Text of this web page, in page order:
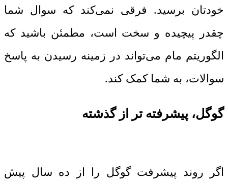
خودتان برسید. فرقی نمی‌کند که سوال شما
چقدر پیچیده و سخت است، مطمئن باشید که
الگوریتم مام می‌تواند در زمینه رسیدن به پاسخ
سوالات، به شما کمک کند.
گوگل، پیشرفته ‌تر از گذشته
اگر روند پیشرفت گوگل را از ده سال پیش